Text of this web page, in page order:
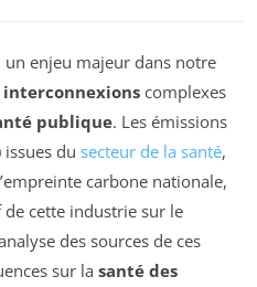
un enjeu majeur dans notre
interconnexions complexes
publique. Les émissions
issues du secteur de la santé,
carbone nationale,
cette industrie sur le
des sources de ces
sur la santé des